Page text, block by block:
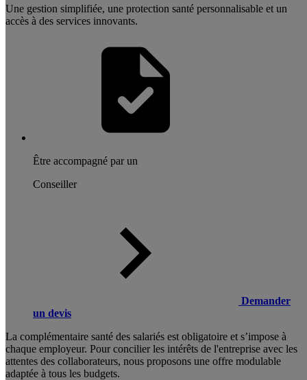
Une gestion simplifiée, une protection santé personnalisable et un
accès à des services innovants.
Être accompagné par un
Conseiller
Demander
un devis
La complémentaire santé des salariés est obligatoire et s’impose à
chaque employeur. Pour concilier les intérêts de l'entreprise avec les
attentes des collaborateurs, nous proposons une offre modulable
adaptée à tous les budgets.